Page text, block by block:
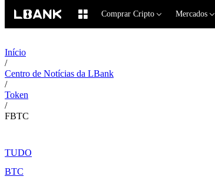
Comprar Cripto Mercados
Início
/
Centro de Notícias da LBank
/
Token
/
FBTC
TUDO
BTC